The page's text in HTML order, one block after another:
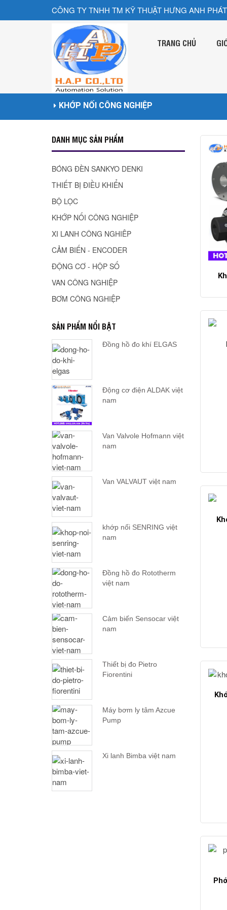
CÔNG TY TNHH TM KỸ THUẬT HƯNG ANH PHÁT
TRANG CHỦ
KHỚP NỐI CÔNG NGHIỆP
DANH MỤC SẢN PHẨM
BÓNG ĐÈN SANKYO DENKI
THIẾT BỊ ĐIỀU KHIỂN
BỘ LỌC
KHỚP NỐI CÔNG NGHIỆP
XI LANH CÔNG NGHIÊP
CẢM BIẾN - ENCODER
ĐỘNG CƠ - HỘP SỐ
VAN CÔNG NGHIỆP
BƠM CÔNG NGHIỆP
SẢN PHẨM NỔI BẬT
Đồng hồ đo khí ELGAS
Động cơ điện ALDAK việt
nam
Van Valvole Hofmann việt
nam
Van VALVAUT việt nam
khớp nối SENRING việt
nam
Đồng hồ đo Rototherm
việt nam
Cảm biến Sensocar việt
nam
Thiết bị đo Pietro
Fiorentini
Máy bơm ly tâm Azcue
Pump
Xi lanh Bimba việt nam